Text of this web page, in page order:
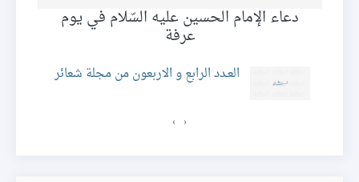
دعاء الإمام الحسين عليه السّلام في يوم
عرفة
العـدد الرابع و الاربعون من مجلة شعائر
‹
›